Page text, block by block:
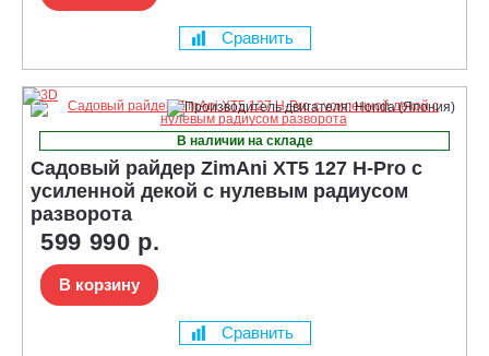
Сравнить
В наличии на складе
Садовый райдер ZimAni XT5 127 H-Pro с
усиленной декой с нулевым радиусом
разворота
599 990 р.
В корзину
Сравнить